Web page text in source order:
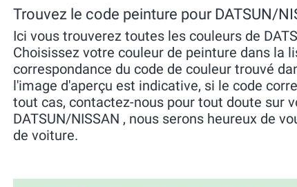
Trouvez le code peinture pour DATSUN/
Ici vous trouverez toutes les couleurs de
Choisissez votre couleur de peinture dans la
correspondance du code de couleur trouvé
l'image d'aperçu est indicative, si le code
tout cas, contactez-nous pour tout doute sur
DATSUN/NISSAN , nous serons heureux de
de voiture.